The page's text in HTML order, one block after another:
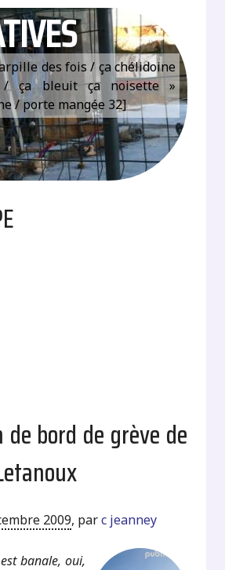
des fois / ça chélidoine
/ ça bleuit ça noisette »
/ porte mangée 32]
de bord de grève de
2009, parc jeanney
banale, oui,